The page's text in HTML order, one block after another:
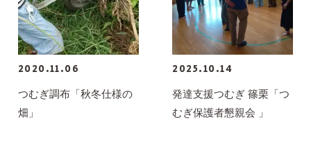
2020.11.06
つむぎ調布「秋冬仕様の
畑」
2025.10.14
発達支援つむぎ 篠栗「つ
むぎ保護者懇親会 」